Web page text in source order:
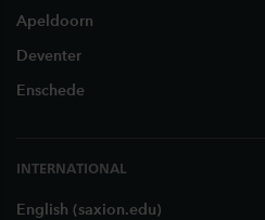
Apeldoorn
Deventer
Enschede
INTERNATIONAL
English (saxion.edu)